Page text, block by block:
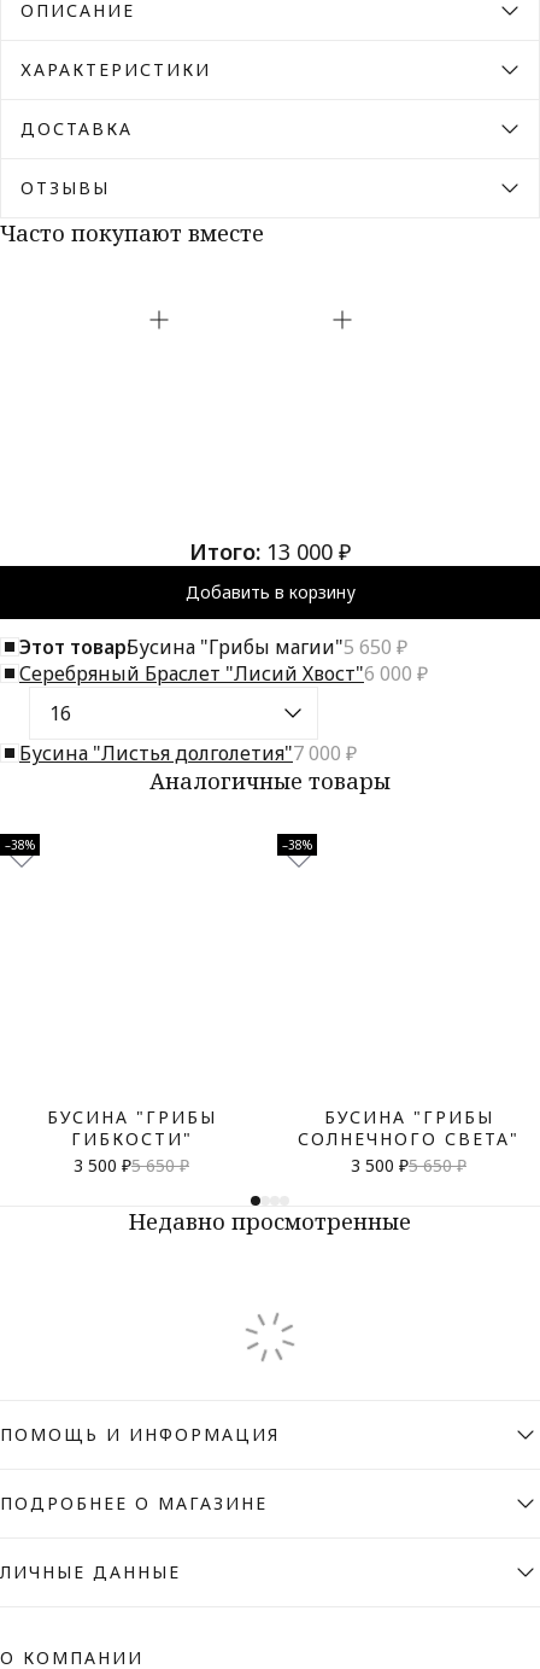
ОПИСАНИЕ
ХАРАКТЕРИСТИКИ
ДОСТАВКА
ОТЗЫВЫ
Часто покупают вместе
Итого: 13 000 ₽
Добавить в корзину
Этот товар:Бусина "Грибы магии"5 650 ₽
Серебряный Браслет "Лисий Хвост"6 000 ₽
Бусина "Листья долголетия"7 000 ₽
Аналогичные товары
–38%
БУСИНА "ГРИБЫ
ГИБКОСТИ"
3 500 ₽5 650 ₽
–38%
БУСИНА "ГРИБЫ
СОЛНЕЧНОГО СВЕТА"
3 500 ₽5 650 ₽
Недавно просмотренные
ПОМОЩЬ И ИНФОРМАЦИЯ
ПОДРОБНЕЕ О МАГАЗИНЕ
ЛИЧНЫЕ ДАННЫЕ
О КОМПАНИИ